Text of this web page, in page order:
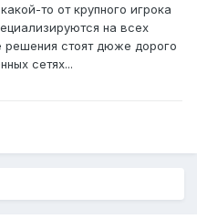
то от крупного игрока
на всех
решения стоят дюже дорого
сетях...